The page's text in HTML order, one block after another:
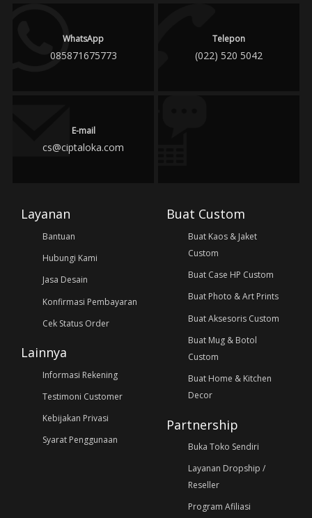
WhatsApp
085871675773
Telepon
(022) 520 5042
E-mail
cs@ciptaloka.com
Layanan
Bantuan
Hubungi Kami
Jasa Desain
Konfirmasi Pembayaran
Cek Status Order
Lainnya
Informasi Rekening
Testimoni Customer
Kebijakan Privasi
Syarat Penggunaan
Buat Custom
Buat Kaos & Jaket
Custom
Buat Case HP Custom
Buat Photo & Art Prints
Buat Aksesoris Custom
Buat Mug & Botol
Custom
Buat Home & Kitchen
Decor
Partnership
Buka Toko Sendiri
Layanan Dropship /
Reseller
Program Afiliasi